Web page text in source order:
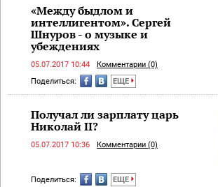
«Между быдлом и
интеллигентом». Сергей
Шнуров - о музыке и
убеждениях
05.07.2017 10:44
Комментарии (0)
Поделиться:
ЕЩЕ
Получал ли зарплату царь
Николай II?
05.07.2017 10:36 Комментарии (0)
Поделиться: ЕЩЕ